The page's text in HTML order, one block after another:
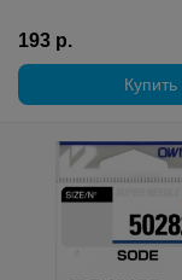
193 р.
Купить